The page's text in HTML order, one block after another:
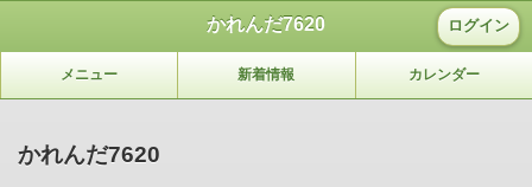
かれんだ7620 ログイン
メニュー 新着情報 カレンダー
かれんだ7620